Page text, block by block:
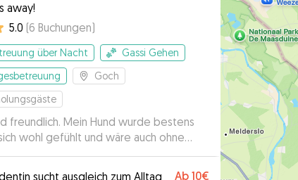
away!
5.0 (6 Buchungen)
über Nacht
Gassi Gehen
Goch
freundlich. Mein Hund wurde bestens
wohl gefühlt und wäre auch ohne
bei Francesca geblieben.”
sucht ausgleich zum Alltag Ab 10€